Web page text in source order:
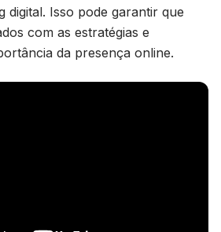
digital. Isso pode garantir que
com as estratégias e
da presença online.